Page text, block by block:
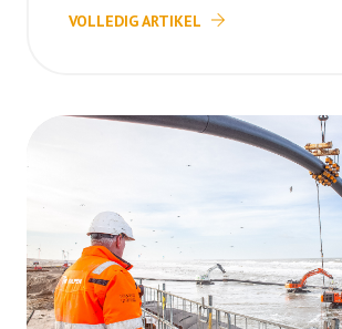
VOLLEDIG ARTIKEL